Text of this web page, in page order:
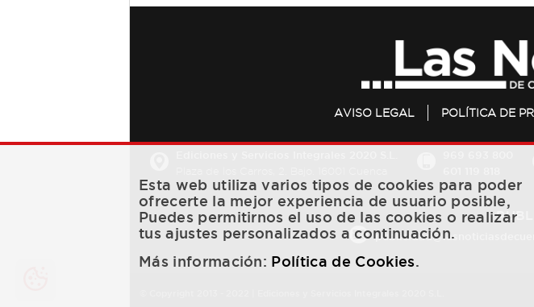
AVISO LEGAL POLÍTICA DE
Esta web utiliza varios tipos de cookies para poder
ofrecerte la mejor experiencia de usuario posible,
Puedes permitirnos el uso de las cookies o realizar
tus ajustes personalizados a continuación.
Más información: Política de Cookies.